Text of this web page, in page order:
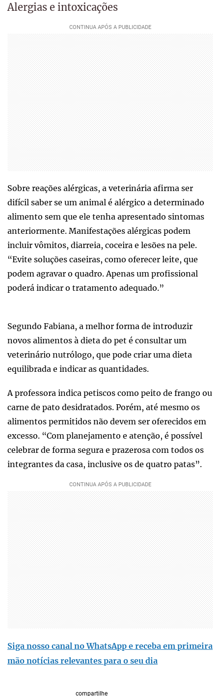
Alergias e intoxicações
Sobre reações alérgicas, a veterinária afirma ser
difícil saber se um animal é alérgico a determinado
alimento sem que ele tenha apresentado sintomas
anteriormente. Manifestações alérgicas podem
incluir vômitos, diarreia, coceira e lesões na pele.
“Evite soluções caseiras, como oferecer leite, que
podem agravar o quadro. Apenas um profissional
poderá indicar o tratamento adequado.”
Segundo Fabiana, a melhor forma de introduzir
novos alimentos à dieta do pet é consultar um
veterinário nutrólogo, que pode criar uma dieta
equilibrada e indicar as quantidades.
A professora indica petiscos como peito de frango ou
carne de pato desidratados. Porém, até mesmo os
alimentos permitidos não devem ser oferecidos em
excesso. “Com planejamento e atenção, é possível
celebrar de forma segura e prazerosa com todos os
integrantes da casa, inclusive os de quatro patas”.
Siga nosso canal no WhatsApp e receba em primeira
mão notícias relevantes para o seu dia
compartilhe